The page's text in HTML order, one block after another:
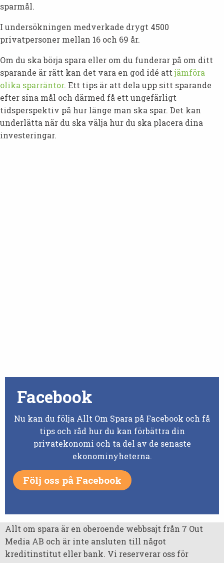
sparmål.
I undersökningen medverkade drygt 4500
privatpersoner mellan 16 och 69 år.
Om du ska börja spara eller om du funderar på om ditt
sparande är rätt kan det vara en god idé attjämföra
olika sparräntor. Ett tips är att dela upp sitt sparande
efter sina mål och därmed få ett ungefärligt
tidsperspektiv på hur länge man ska spar. Det kan
underlätta när du ska välja hur du ska placera dina
investeringar.
Facebook
Nu kan du följa Allt Om Spara på Facebook och få
tips och råd hur du kan förbättra din
privatekonomi och ta del av de senaste
ekonominyheterna.
Följ oss på Facebook
Allt om spara är en oberoende webbsajt från 7 Out
Media AB och är inte ansluten till något
kreditinstitut eller bank. Vi reserverar oss för